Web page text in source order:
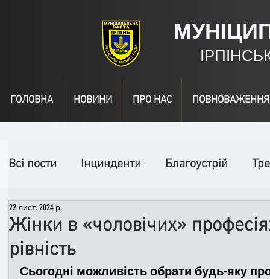
ГОЛОВНА НОВИНИ ПРО НАС ПОВНОВАЖЕННЯ
Всі пости Інцинденти Благоустрій
День народження
Жінки в «чоловічих»
рівність
22 лист. 2024 р.
Сьогодні можливість обрати будь-яку